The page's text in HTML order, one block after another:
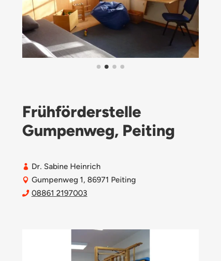
Frühförderstelle
Gumpenweg, Peiting
 Dr. Sabine Heinrich
 Gumpenweg 1, 86971 Peiting
 08861 2197003